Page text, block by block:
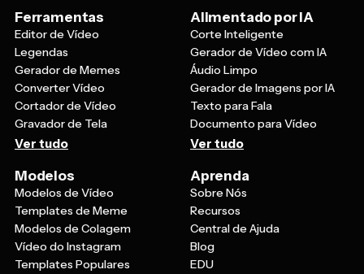
Ferramentas
Editor de Vídeo
Legendas
Gerador de Memes
Converter Vídeo
Cortador de Vídeo
Gravador de Tela
Ver tudo
Alimentado por IA
Corte Inteligente
Gerador de Vídeo com IA
Áudio Limpo
Gerador de Imagens por IA
Texto para Fala
Documento para Vídeo
Ver tudo
Modelos
Modelos de Vídeo
Templates de Meme
Modelos de Colagem
Vídeo do Instagram
Templates Populares
Aprenda
Sobre Nós
Recursos
Central de Ajuda
Blog
EDU